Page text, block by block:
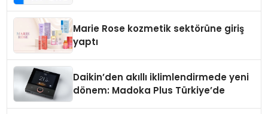
Marie Rose kozmetik sektörüne giriş
yaptı
Daikin’den akıllı iklimlendirmede yeni
dönem: Madoka Plus Türkiye’de